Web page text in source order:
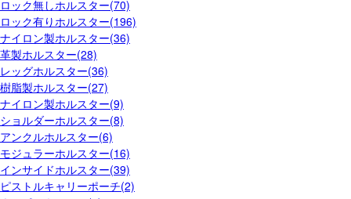
ロック無しホルスター(70)
ロック有りホルスター(196)
ナイロン製ホルスター(36)
革製ホルスター(28)
レッグホルスター(36)
樹脂製ホルスター(27)
ナイロン製ホルスター(9)
ショルダーホルスター(8)
アンクルホルスター(6)
モジュラーホルスター(16)
インサイドホルスター(39)
ピストルキャリーポーチ(2)